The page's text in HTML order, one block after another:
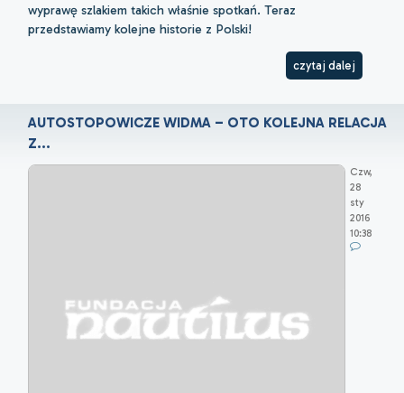
wyprawę szlakiem takich właśnie spotkań. Teraz
przedstawiamy kolejne historie z Polski!
czytaj dalej
AUTOSTOPOWICZE WIDMA – OTO KOLEJNA RELACJA
Z...
Czw,
28
sty
2016
10:38